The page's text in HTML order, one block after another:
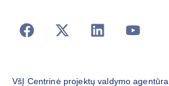
VšĮ Centrinė projektų valdymo agentūra